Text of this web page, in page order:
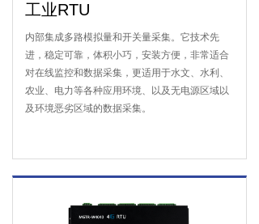
内部集成多路模拟量和开关量采集。它技术先
进，稳定可靠，体积小巧，安装方便，非常适合
对在线监控和数据采集，更适用于水文、水利、
农业、电力等各种应用环境、以及无电源区域以
及环境恶劣区域的数据采集。
工业RTU